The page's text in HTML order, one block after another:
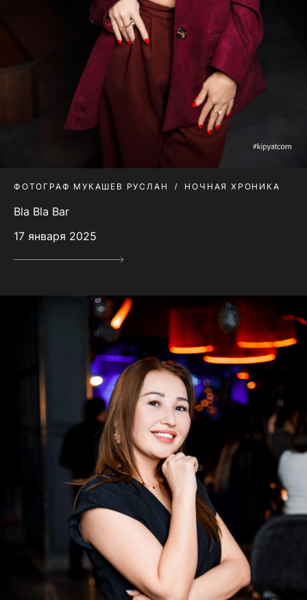
ФОТОГРАФ МУКАШЕВ РУСЛАН НОЧНАЯ ХРОНИКА
Bla Bla Bar
17 января 2025